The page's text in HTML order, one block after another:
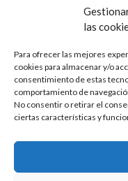
las
Para ofrecer las mejores
cookies para almacenar y/o
consentimiento de estas
comportamiento de
No consentir o retirar el
ciertas características y
r&r – Sevilla
Farmacia
cesta
Llegan las
AGO 8
Llévate
cualquier
¡Qué poco
farmacia la...